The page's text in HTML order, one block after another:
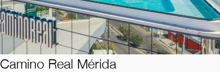
Camino Real Mérida